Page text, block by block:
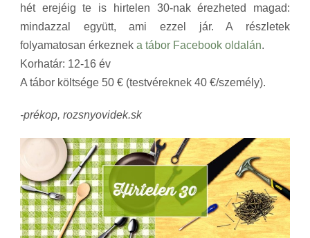
hét erejéig te is hirtelen 30-nak érezheted magad:
mindazzal együtt, ami ezzel jár. A részletek
folyamatosan érkeznek a tábor Facebook oldalán.
Korhatár: 12-16 év
A tábor költsége 50 € (testvéreknek 40 €/személy).
-prékop, rozsnyovidek.sk